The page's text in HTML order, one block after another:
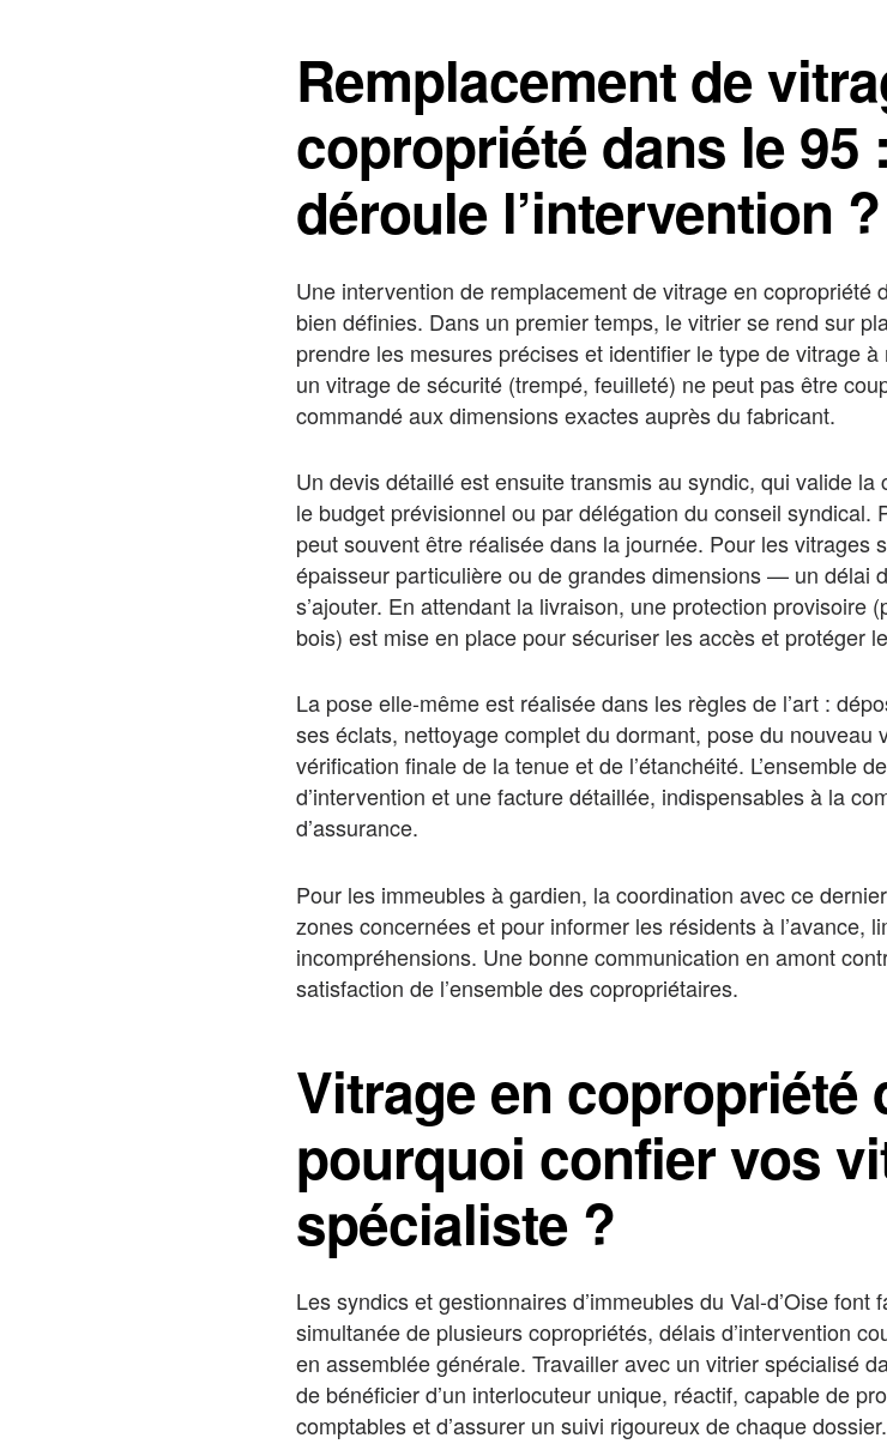
Remplacement de
copropriété dans le 95
déroule l’intervention ?
Une intervention de remplacement de vitrage en copropriété
bien définies. Dans un premier temps, le vitrier se rend sur
prendre les mesures précises et identifier le type de vitrage
un vitrage de sécurité (trempé, feuilleté) ne peut pas être
commandé aux dimensions exactes auprès du fabricant.
Un devis détaillé est ensuite transmis au syndic, qui valide
le budget prévisionnel ou par délégation du conseil syndical.
peut souvent être réalisée dans la journée. Pour les
épaisseur particulière ou de grandes dimensions — un délai
s’ajouter. En attendant la livraison, une protection provisoire
bois) est mise en place pour sécuriser les accès et protéger
La pose elle-même est réalisée dans les règles de l’art :
ses éclats, nettoyage complet du dormant, pose du nouveau
vérification finale de la tenue et de l’étanchéité. L’ensemble
d’intervention et une facture détaillée, indispensables à la
d’assurance.
Pour les immeubles à gardien, la coordination avec ce
zones concernées et pour informer les résidents à l’avance,
incompréhensions. Une bonne communication en amont
satisfaction de l’ensemble des copropriétaires.
Vitrage en copropriété
pourquoi confier vos
spécialiste ?
Les syndics et gestionnaires d’immeubles du Val-d’Oise
simultanée de plusieurs copropriétés, délais d’intervention
en assemblée générale. Travailler avec un vitrier spécialisé
de bénéficier d’un interlocuteur unique, réactif, capable de
comptables et d’assurer un suivi rigoureux de chaque dossier.